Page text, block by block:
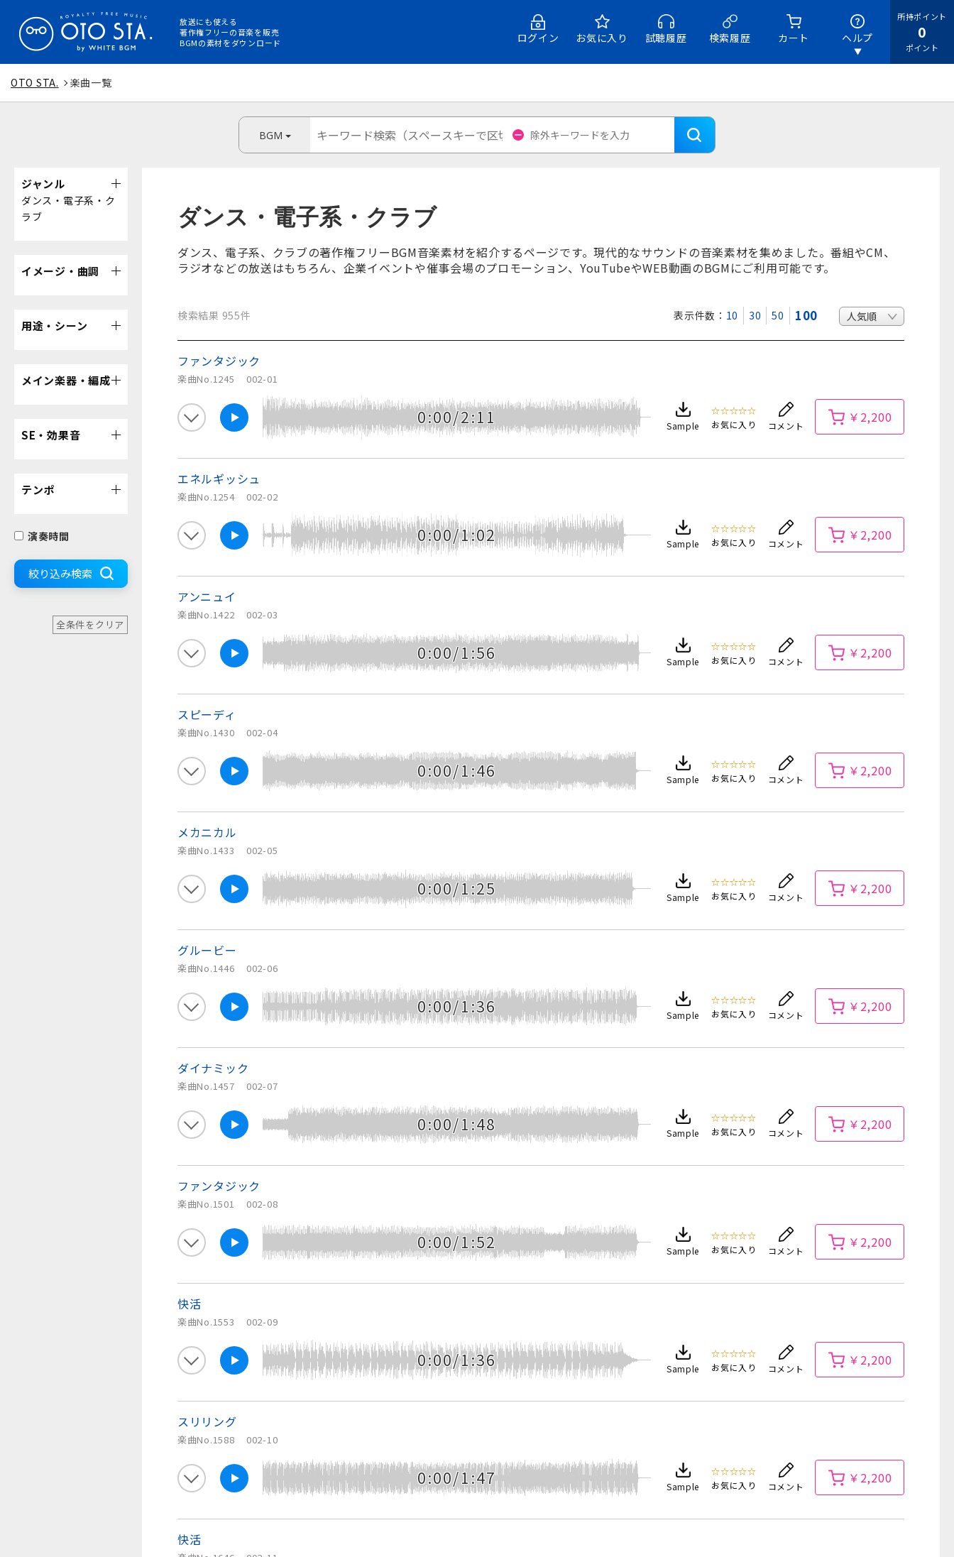
放送にも使える
著作権フリーの音楽を販売
BGMの素材をダウンロード
所持ポイント
0
ポイント
ログイン お気に入り 試聴履歴 検索履歴 カート ヘルプ
OTO STA. 楽曲一覧
BGM
ダンス・電子系・クラブ
ダンス、電子系、クラブの著作権フリーBGM音楽素材を紹介するページです。現代的なサウンドの音楽素材を集めました。番組やCM、
ラジオなどの放送はもちろん、企業イベントや催事会場のプロモーション、YouTubeやWEB動画のBGMにご利用可能です。
検索結果 955件 表示件数： 10 30 50 100
ファンタジック
楽曲No.1245 002-01
0:00/2:11 Sample
☆☆☆☆☆
お気に入り
コメント
￥2,200
エネルギッシュ
楽曲No.1254 002-02
0:00/1:02 Sample
☆☆☆☆☆
お気に入り
コメント
￥2,200
アンニュイ
楽曲No.1422 002-03
0:00/1:56 Sample
☆☆☆☆☆
お気に入り
コメント
￥2,200
スピーディ
楽曲No.1430 002-04
0:00/1:46 Sample
☆☆☆☆☆
お気に入り
コメント
￥2,200
メカニカル
楽曲No.1433 002-05
0:00/1:25 Sample
☆☆☆☆☆
お気に入り
コメント
￥2,200
グルービー
楽曲No.1446 002-06
0:00/1:36 Sample
☆☆☆☆☆
お気に入り
コメント
￥2,200
ダイナミック
楽曲No.1457 002-07
0:00/1:48 Sample
☆☆☆☆☆
お気に入り
コメント
￥2,200
ファンタジック
楽曲No.1501 002-08
0:00/1:52 Sample
☆☆☆☆☆
お気に入り
コメント
￥2,200
快活
楽曲No.1553 002-09
0:00/1:36 Sample
☆☆☆☆☆
お気に入り
コメント
￥2,200
スリリング
楽曲No.1588 002-10
0:00/1:47 Sample
☆☆☆☆☆
お気に入り
コメント
￥2,200
快活
ジャンル
ダンス・電子系・ク
ラブ
イメージ・曲調
用途・シーン
メイン楽器・編成
SE・効果音
テンポ
演奏時間
絞り込み検索
全条件をクリア